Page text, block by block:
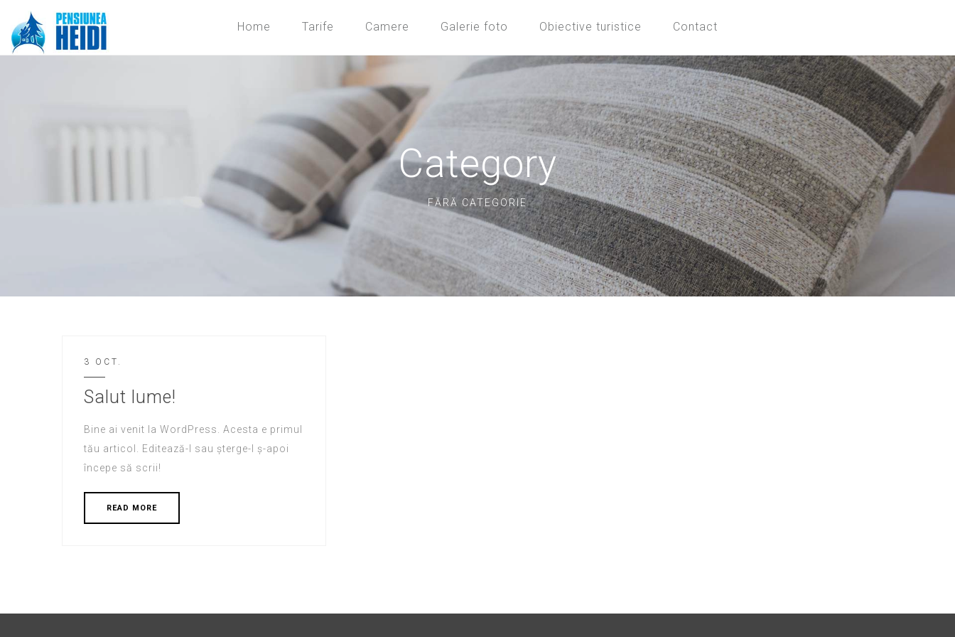
Home Tarife Camere Galerie foto Obiective turistice Contact
Category
FĂRĂ CATEGORIE
3 OCT.
Salut lume!
Bine ai venit la WordPress. Acesta e primul
tău articol. Editează-l sau șterge-l ș-apoi
începe să scrii!
READ MORE